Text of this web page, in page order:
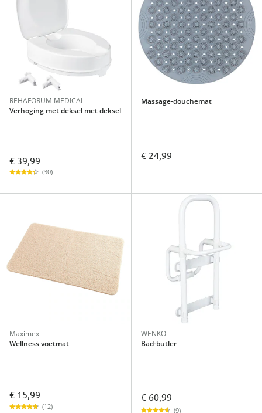
REHAFORUM MEDICAL
Verhoging met deksel met deksel
€ 39,99
(30)
Massage-douchemat
€ 24,99
Maximex
Wellness voetmat
€ 15,99
(12)
WENKO
Bad-butler
€ 60,99
(9)